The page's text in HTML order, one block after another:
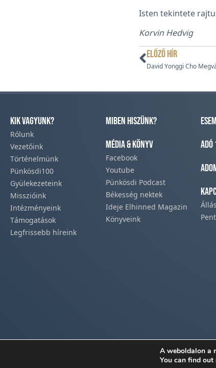
Isten tekintete
Korvin Hedvig
ELŐZŐ HÍR
David Yonggi Cho
Kik vagyunk?
Rólunk
Vezetőink
Történelmünk​
Pünkösdi100
Gyülekezeteink​
Misszióink​
Intézményeink
Támogatások
Legfrissebb híreink​
Miben hiszünk?
Média & Könyv
Facebook​
Youtube
Pünkösdi Podcast​
Békesség nektek
Ideje Elhinned Magazin
Könyveink
Adó
A weboldalon a
You can find